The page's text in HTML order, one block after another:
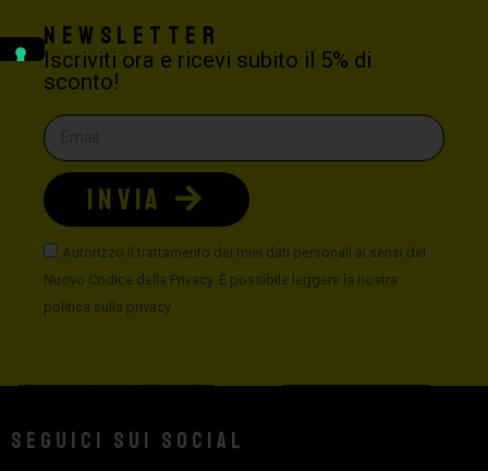
Newsletter
Iscriviti ora e ricevi subito il 5% di
sconto!
Autorizzo il trattamento dei miei dati personali ai sensi del
Nuovo Codice della Privacy. È possibile leggere la nostra
politica sulla privacy
INVIA
Seguici sui social